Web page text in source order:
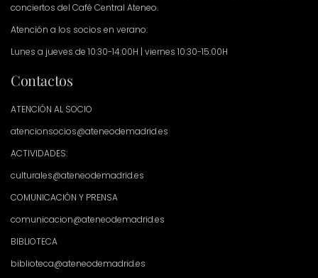
conciertos del Café Central Ateneo.
Atención a los socios en verano:
Lunes a jueves de 10:30-14:00H | viernes 10:30-15:00H
Contactos
ATENCIÓN AL SOCIO
atencionsocios@ateneodemadrid.es
ACTIVIDADES:
culturales@ateneodemadrid.es
COMUNICACIÓN Y PRENSA
comunicacion@ateneodemadrid.es
BIBLIOTECA
biblioteca@ateneodemadrid.es